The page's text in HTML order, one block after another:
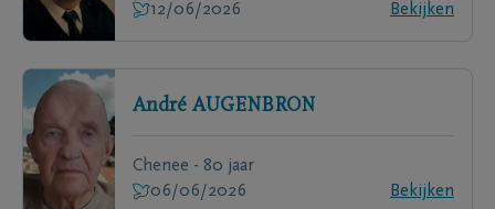
12/06/2026
Bekijken
André AUGENBRON
Chenee - 80 jaar
06/06/2026
Bekijken